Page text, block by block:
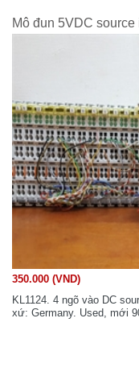
Mô đun 5VDC
350.000 (VND)
KL1124. 4 ngõ vào DC
xứ: Germany. Used, mới